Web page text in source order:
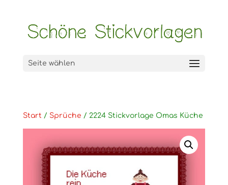
Seite wählen
Start / Sprüche / 2224 Stickvorlage Omas Küche